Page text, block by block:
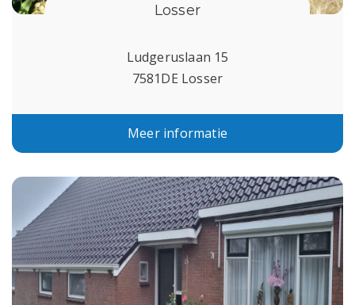
Losser
Ludgeruslaan 15
7581DE Losser
Meer informatie